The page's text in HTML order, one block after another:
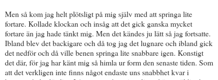
Men så kom jag helt plötsligt på mig själv med att springa lite
fortare. Kollade klockan och insåg att det gick ganska mycket
fortare än jag hade tänkt mig. Men det kändes ju lätt så jag fortsatte.
Ibland blev det backigare och då tog jag det lugnare och ibland gick
det nedför och då ville benen springa lite snabbare igen. Konstigt
det där, för jag har känt mig så himla ur form den senaste tiden. Som
att det verkligen inte finns något endaste uns snabbhet kvar i